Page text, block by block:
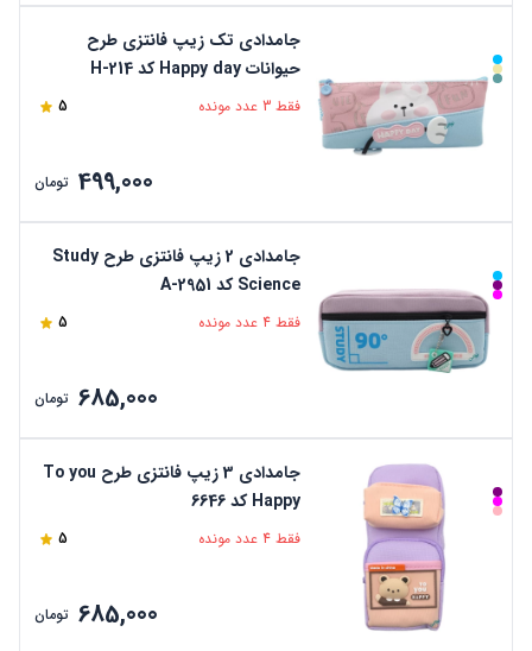
جامدادی تک زیپ فانتزی طرح
حیوانات Happy day کد H-214
فقط 3 عدد مونده 5
499,000 تومان
جامدادی 2 زیپ فانتزی طرح Study
Science کد A-2951
فقط 4 عدد مونده 5
685,000 تومان
جامدادی 3 زیپ فانتزی طرح To you
Happy کد 6646
فقط 4 عدد مونده 5
685,000 تومان